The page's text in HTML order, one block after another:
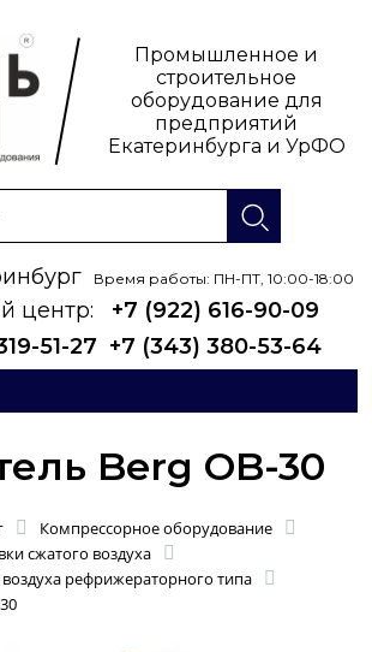
Промышленное и
строительное
оборудование для
предприятий
Екатеринбурга и УрФО
Время работы: ПН-ПТ, 10:00-18:00
центр:
+7 (922) 616-90-09
51-27 +7 (343) 380-53-64
Berg OB-30
Компрессорное оборудование
сжатого воздуха
рефрижераторного типа